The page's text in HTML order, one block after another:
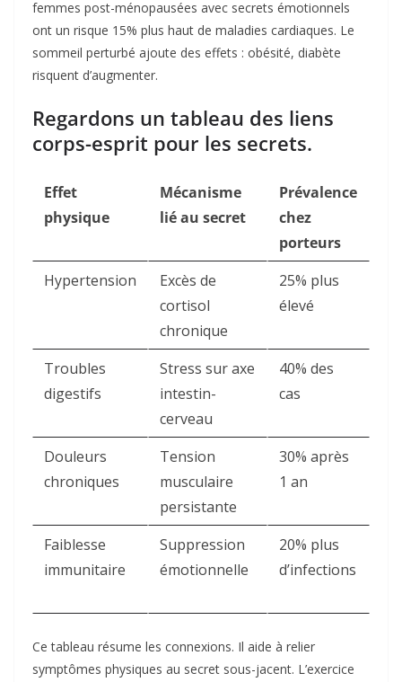
femmes post-ménopausées avec secrets émotionnels
ont un risque 15% plus haut de maladies cardiaques. Le
sommeil perturbé ajoute des effets : obésité, diabète
risquent d’augmenter.
Regardons un tableau des liens
corps-esprit pour les secrets.
Effet
physique
Mécanisme
lié au secret
Prévalence
chez
porteurs
Hypertension
Excès de
cortisol
chronique
25% plus
élevé ​
Troubles
digestifs
Stress sur axe
intestin-
cerveau
40% des
cas ​
Douleurs
chroniques
Tension
musculaire
persistante
30% après
1 an ​
Faiblesse
immunitaire
Suppression
émotionnelle
20% plus
d’infections
Ce tableau résume les connexions. Il aide à relier
symptômes physiques au secret sous-jacent. L’exercice